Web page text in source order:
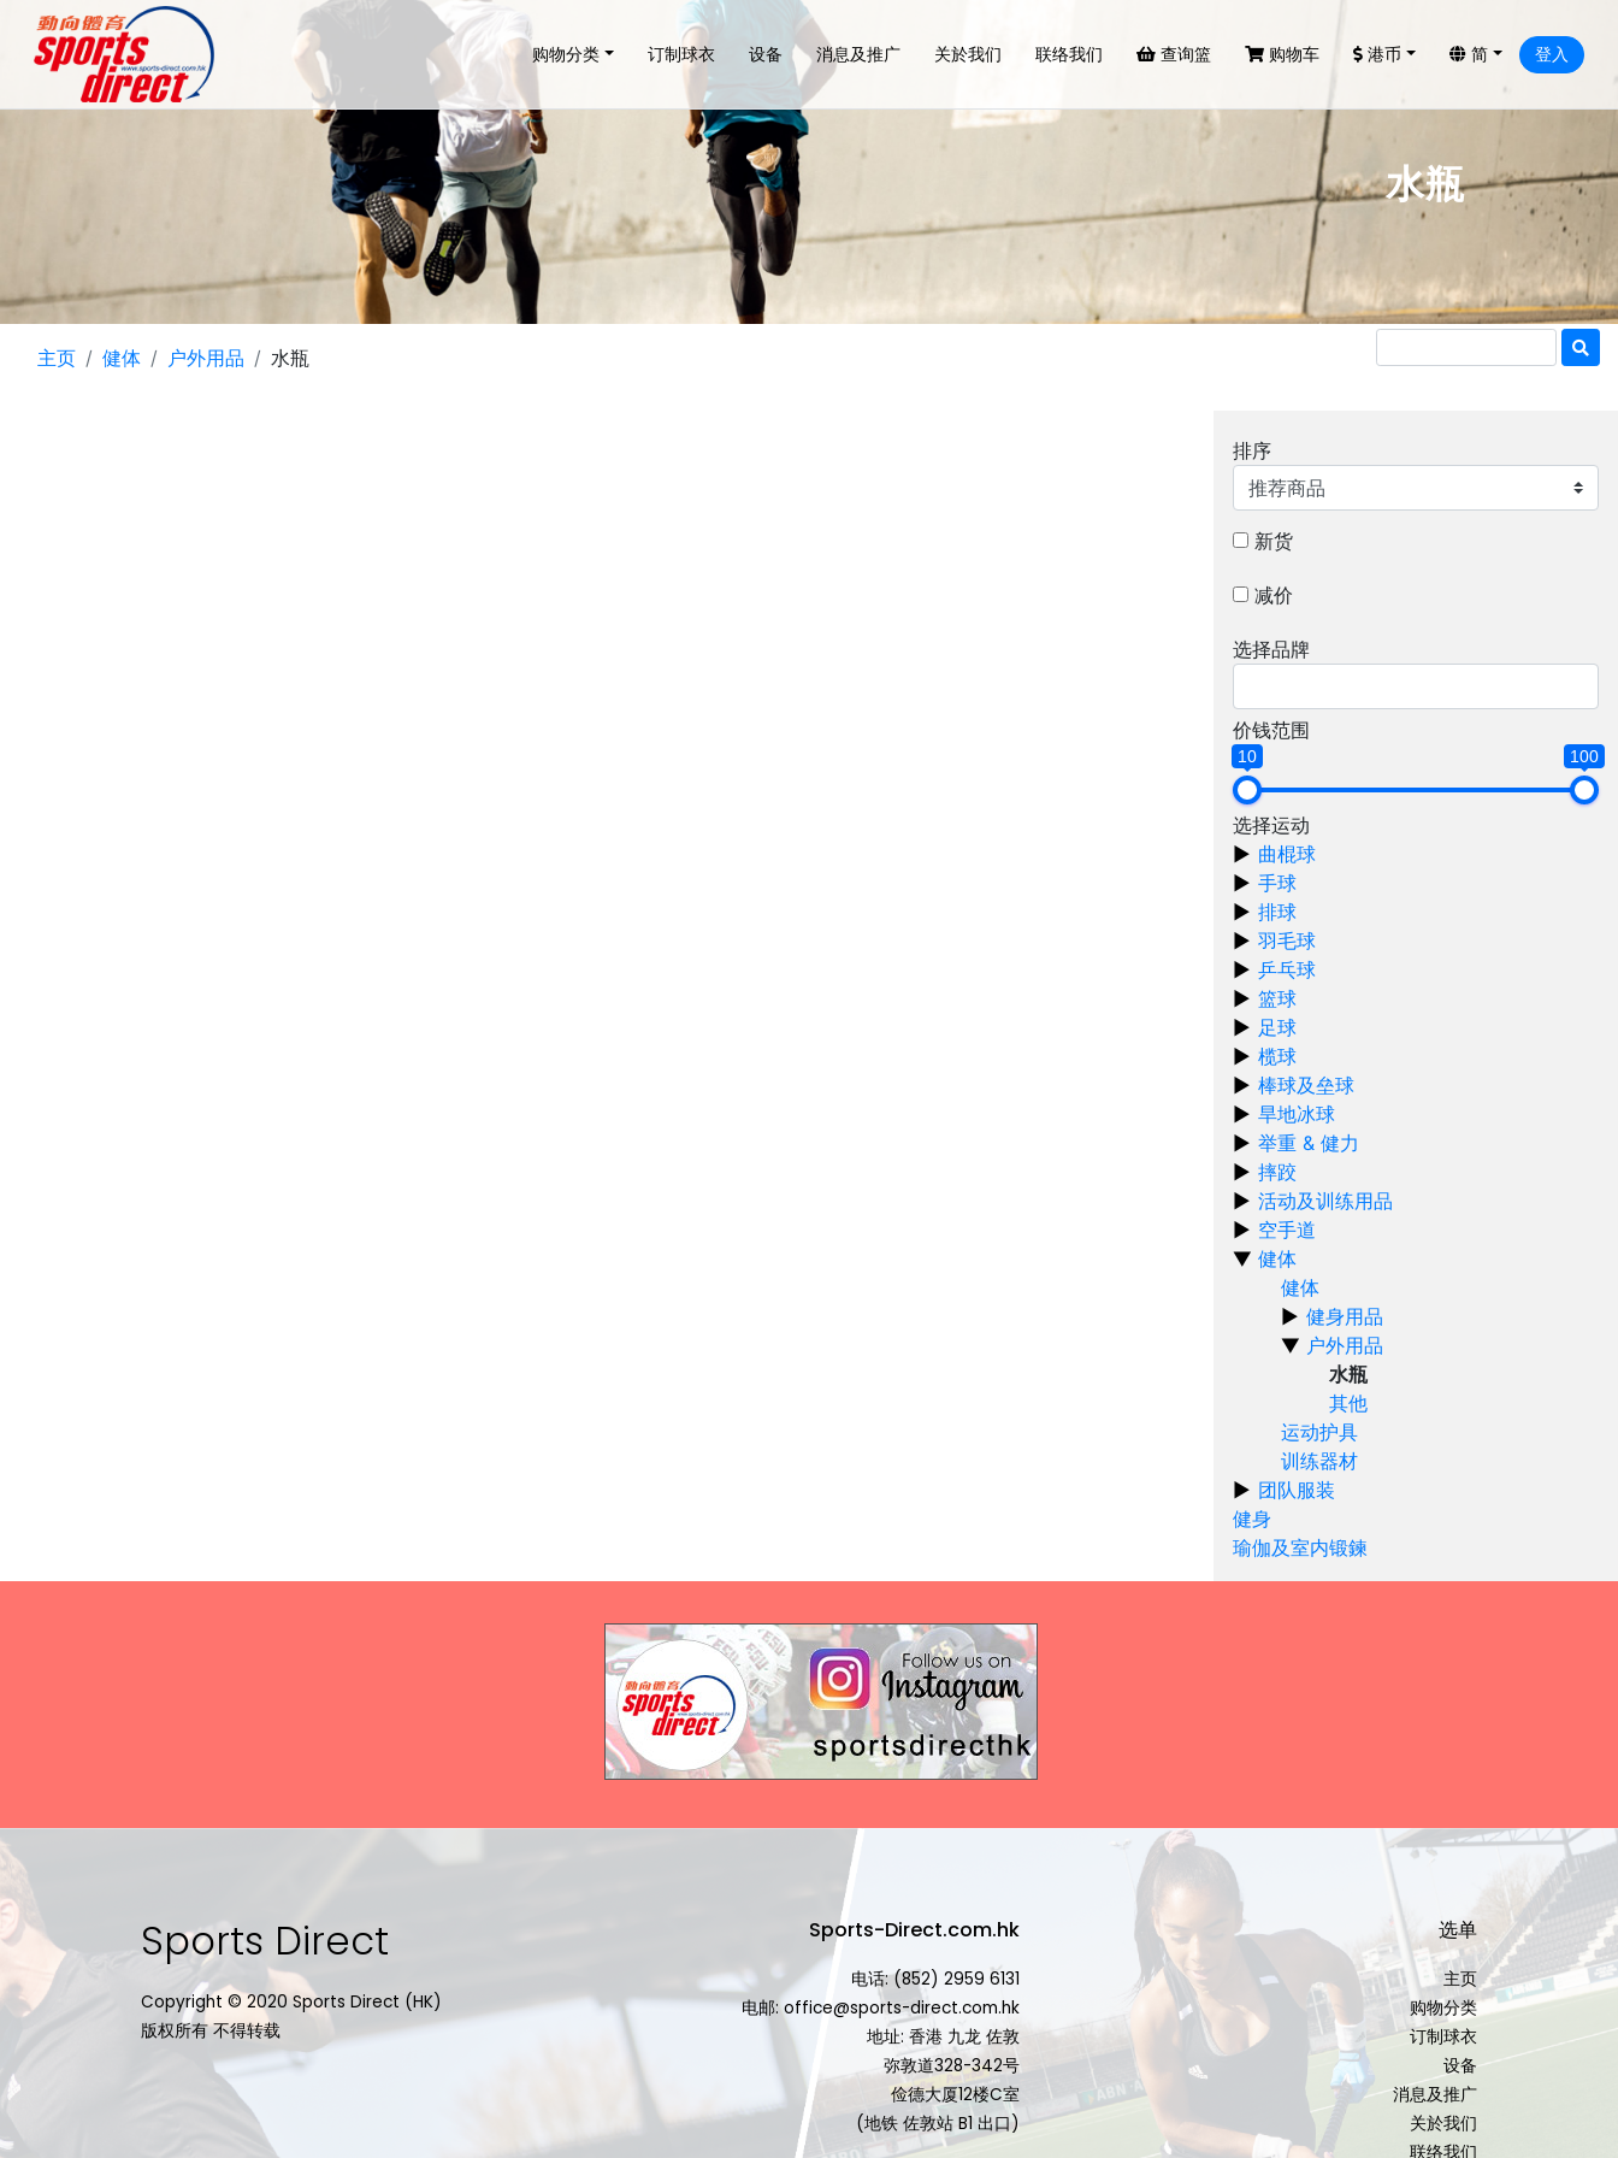
购物分类 订制球衣 设备 消息及推广 关於我们 联络我们 查询篮 购物车 港币 简 登入
水瓶
主页 健体 户外用品 水瓶
排序
新货
减价
选择品牌
价钱范围
10 100
选择运动
曲棍球
手球
排球
羽毛球
乒乓球
篮球
足球
榄球
棒球及垒球
旱地冰球
举重 & 健力
摔跤
活动及训练用品
空手道
健体
健体
健身用品
户外用品
水瓶
其他
运动护具
训练器材
团队服装
健身
瑜伽及室内锻鍊
Sports Direct
Copyright © 2020 Sports Direct (HK)
版权所有 不得转载
Sports-Direct.com.hk
电话: (852) 2959 6131
电邮: office@sports-direct.com.hk
地址: 香港 九龙 佐敦
弥敦道328-342号
俭德大厦12楼C室
(地铁 佐敦站 B1 出口)
选单
主页
购物分类
订制球衣
设备
消息及推广
关於我们
联络我们